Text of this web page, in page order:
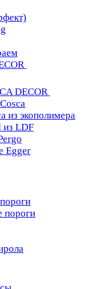
DECOR
из экополимера
LDF
Egger
пороги